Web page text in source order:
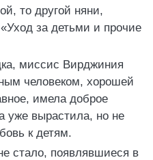
то другой няни,
за детьми и прочие
миссис Вирджиния
человеком, хорошей
имела доброе
уже вырастила, но не
к детям.
стало, появлявшиеся в